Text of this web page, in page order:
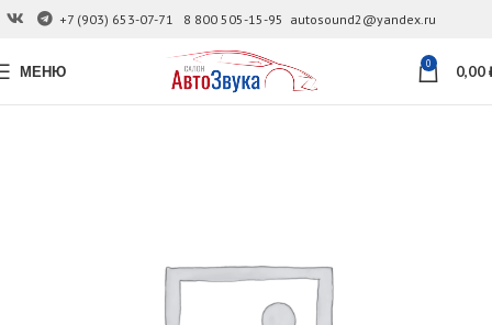
+7 (903) 653-07-71 8 800 505-15-95 autosound2@yandex.ru
МЕНЮ 0 0,00